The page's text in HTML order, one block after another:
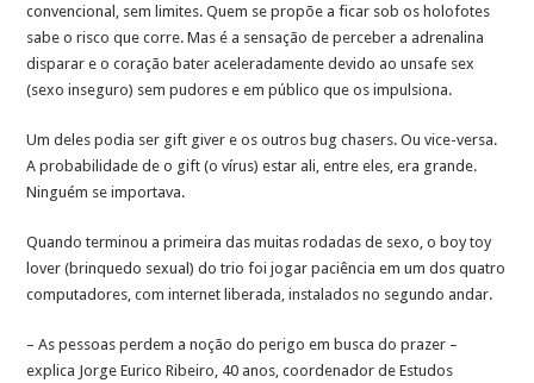
convencional, sem limites. Quem se propõe a ficar sob os holofotes
sabe o risco que corre. Mas é a sensação de perceber a adrenalina
disparar e o coração bater aceleradamente devido ao unsafe sex
(sexo inseguro) sem pudores e em público que os impulsiona.
Um deles podia ser gift giver e os outros bug chasers. Ou vice-versa.
A probabilidade de o gift (o vírus) estar ali, entre eles, era grande.
Ninguém se importava.
Quando terminou a primeira das muitas rodadas de sexo, o boy toy
lover (brinquedo sexual) do trio foi jogar paciência em um dos quatro
computadores, com internet liberada, instalados no segundo andar.
– As pessoas perdem a noção do perigo em busca do prazer –
explica Jorge Eurico Ribeiro, 40 anos, coordenador de Estudos